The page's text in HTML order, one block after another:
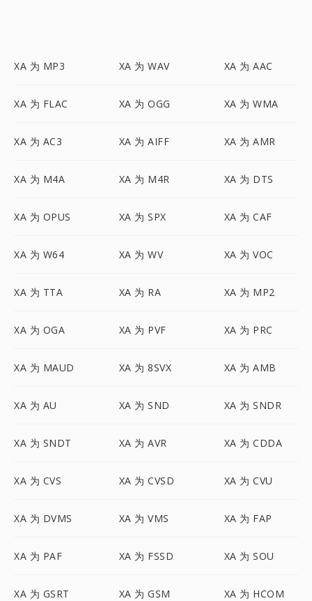
XA 为 MP3 XA 为 WAV XA 为 AAC
XA 为 FLAC XA 为 OGG XA 为 WMA
XA 为 AC3 XA 为 AIFF XA 为 AMR
XA 为 M4A XA 为 M4R XA 为 DTS
XA 为 OPUS XA 为 SPX XA 为 CAF
XA 为 W64 XA 为 WV XA 为 VOC
XA 为 TTA XA 为 RA XA 为 MP2
XA 为 OGA XA 为 PVF XA 为 PRC
XA 为 MAUD XA 为 8SVX XA 为 AMB
XA 为 AU XA 为 SND XA 为 SNDR
XA 为 SNDT XA 为 AVR XA 为 CDDA
XA 为 CVS XA 为 CVSD XA 为 CVU
XA 为 DVMS XA 为 VMS XA 为 FAP
XA 为 PAF XA 为 FSSD XA 为 SOU
XA 为 GSRT XA 为 GSM XA 为 HCOM